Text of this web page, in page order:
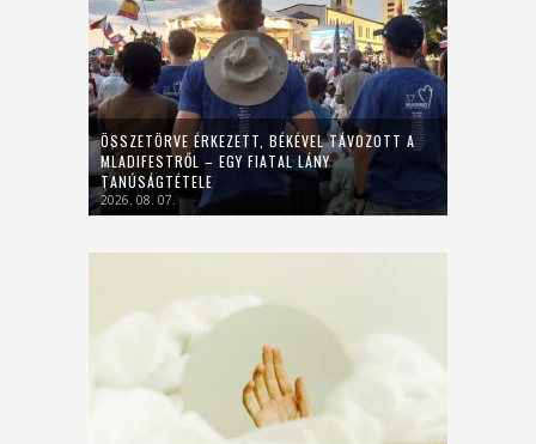
ÖSSZETÖRVE ÉRKEZETT, BÉKÉVEL TÁVOZOTT A
MLADIFESTRŐL – EGY FIATAL LÁNY
TANÚSÁGTÉTELE
2026. 08. 07.